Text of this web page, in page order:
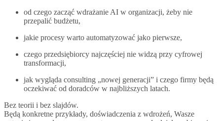
od czego zacząć wdrażanie AI w organizacji, żeby nie
przepalić budżetu,
jakie procesy warto automatyzować jako pierwsze,
czego przedsiębiorcy najczęściej nie widzą przy cyfrowej
transformacji,
jak wygląda consulting „nowej generacji” i czego firmy będą
oczekiwać od doradców w najbliższych latach.
Bez teorii i bez slajdów.
Będą konkretne przykłady, doświadczenia z wdrożeń, Wasze